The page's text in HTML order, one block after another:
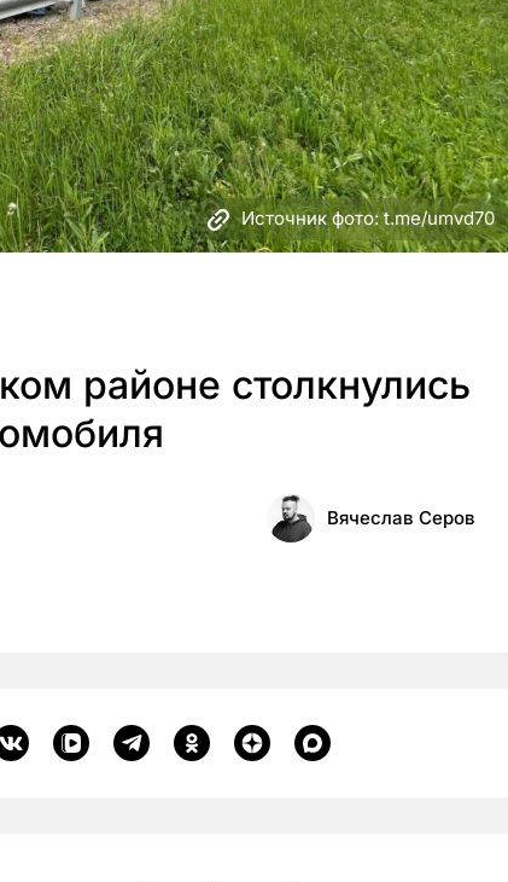
Источник фото: t.me/umvd70
районе столкнулись
Вячеслав Серов